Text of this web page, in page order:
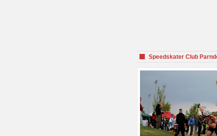
Speedskater Club